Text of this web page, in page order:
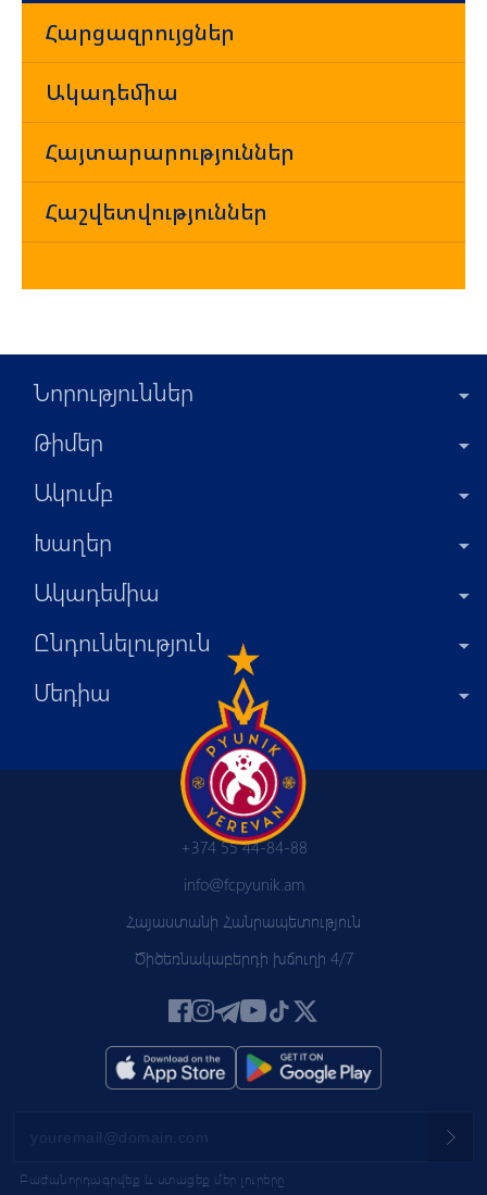
Հարցազրույցներ
Ակադեմիա
Հայտարարություններ
Հաշվետվություններ
Նորություններ
Թիմեր
Ակումբ
Խաղեր
Ակադեմիա
Ընդունելություն
Մեդիա
+374 55 44-84-88
info@fcpyunik.am
Հայաստանի Հանրապետություն
Ծիծեռնակաբերդի խճուղի 4/7
Բաժանորդագրվեք և ստացեք մեր լուրերը